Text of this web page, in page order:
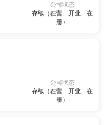
公司状态
存续（在营、开业、在
册）
公司状态
存续（在营、开业、在
册）